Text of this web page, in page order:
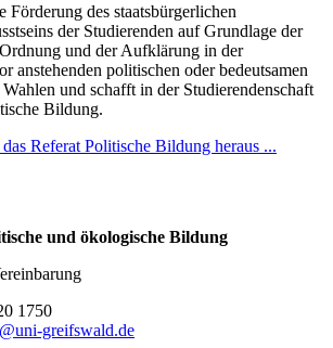
Förderung des staatsbürgerlichen
der Studierenden auf Grundlage der
und der Aufklärung in der
anstehenden politischen oder bedeutsamen
und schafft in der Studierendenschaft
Bildung.
Referat Politische Bildung heraus ...
und ökologische Bildung
1750
@uni-greifswald.de